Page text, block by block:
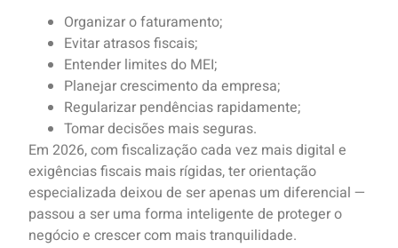
Organizar o faturamento;
Evitar atrasos fiscais;
Entender limites do MEI;
Planejar crescimento da empresa;
Regularizar pendências rapidamente;
Tomar decisões mais seguras.
Em 2026, com fiscalização cada vez mais digital e
exigências fiscais mais rígidas, ter orientação
especializada deixou de ser apenas um diferencial —
passou a ser uma forma inteligente de proteger o
negócio e crescer com mais tranquilidade.